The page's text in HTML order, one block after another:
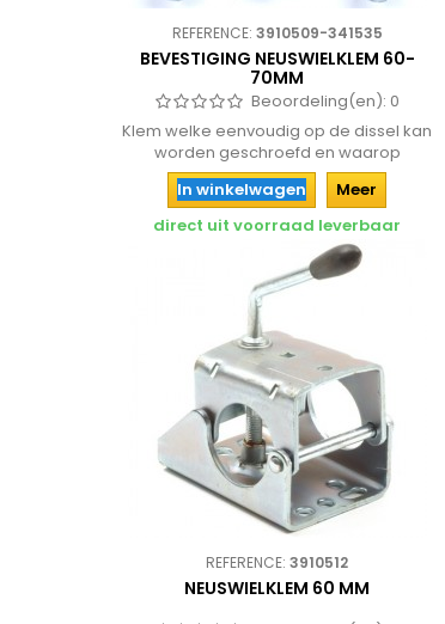
REFERENCE: 3910509-341535
BEVESTIGING NEUSWIELKLEM 60-
70MM
Beoordeling(en): 0
Klem welke eenvoudig op de dissel kan
worden geschroefd en waarop
vervolgens...
In winkelwagen
Meer
direct uit voorraad leverbaar
REFERENCE:3910512
NEUSWIELKLEM 60 MM